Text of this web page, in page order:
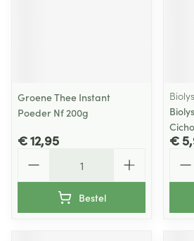
Groene Thee Instant
Poeder Nf 200g
€ 12,95
Bestel
Biolys
€